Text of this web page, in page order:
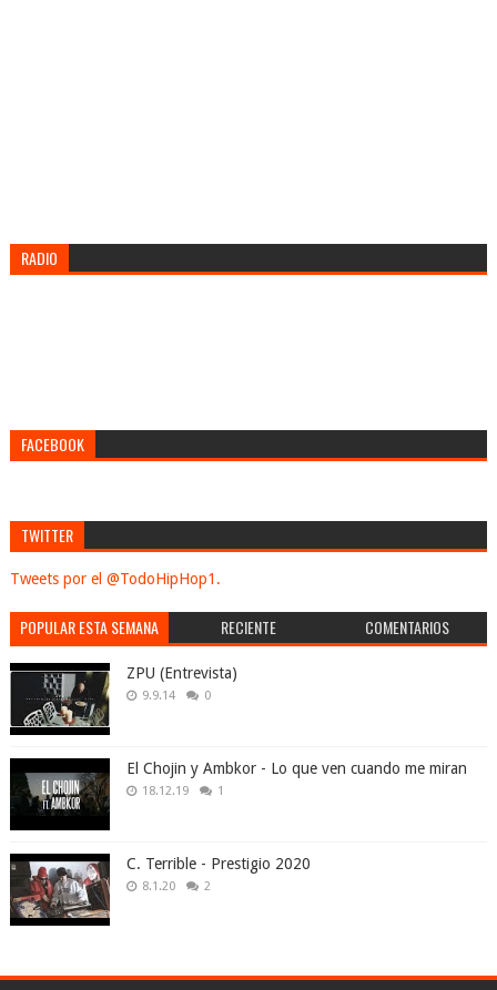
RADIO
FACEBOOK
TWITTER
Tweets por el @TodoHipHop1.
POPULAR ESTA SEMANA RECIENTE COMENTARIOS
ZPU (Entrevista)
9.9.14 0
El Chojin y Ambkor - Lo que ven cuando me miran
18.12.19 1
C. Terrible - Prestigio 2020
8.1.20 2